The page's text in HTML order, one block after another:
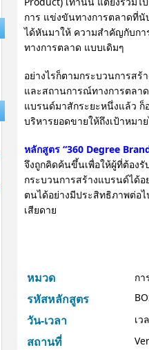
การ แข่งขันทางการตลาดที่นั
ได้หันมาให้ ความสำคัญกับกา
ทางการตลาด แบบเดิมๆ
อย่างไรก็ตามกระบวนการส
และสถานการณ์ทางการตลา
แบรนด์มาสักระยะหนึ่งแล้ว ก็
บริหารยอดขายให้ถึงเป้าหมา
หลักสูตร “360 Degree
จึงถูกคิดค้นขึ้นเพื่อให้ผู้ที่ต้อง
กระบวนการสร้างแบรนด์ได้
ตนได้อย่างมีประสิทธิภาพต่อ
เสียดาย
หมวด กา
รหัสหลักสูตร
วัน-เวลา เว
สถานที่